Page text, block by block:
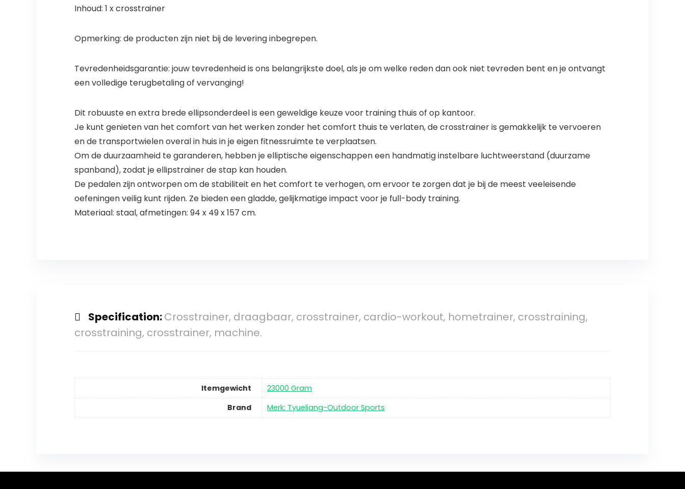
Inhoud: 1 x crosstrainer
Opmerking: de producten zijn niet bij de levering inbegrepen.
Tevredenheidsgarantie: jouw tevredenheid is ons belangrijkste doel, als je om welke reden dan ook niet tevreden bent en je ontvangt
een volledige terugbetaling of vervanging!
Dit robuuste en extra brede ellipsonderdeel is een geweldige keuze voor training thuis of op kantoor.
Je kunt genieten van het comfort van het werken zonder het comfort thuis te verlaten, de crosstrainer is gemakkelijk te vervoeren
en de transportwielen overal in huis in je eigen fitnessruimte te verplaatsen.
Om de duurzaamheid te garanderen, hebben je elliptische eigenschappen een handmatig instelbare luchtweerstand (duurzame
spanband), zodat je ellipstrainer de stap kan houden.
De pedalen zijn ontworpen om de stabiliteit en het comfort te verhogen, om ervoor te zorgen dat je bij de meest veeleisende
oefeningen veilig kunt rijden. Ze bieden een gladde, gelijkmatige impact voor je full-body training.
Materiaal: staal, afmetingen: 94 x 49 x 157 cm.
Specification:Crosstrainer, draagbaar, crosstrainer, cardio-workout, hometrainer, crosstraining,
crosstraining, crosstrainer, machine.
Itemgewicht
23000 Gram
Brand
Merk: Tyueliang-Outdoor Sports